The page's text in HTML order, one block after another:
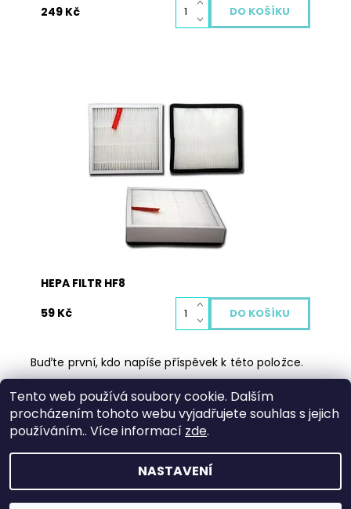
249 Kč
Hepa filtr je nedílnou součástí každého dobrého
vysavače. Zachycuje i ty nejjemnější prachové
částice a alergeny, které rozhodně do vašeho
domu nepatří. Hepa filtr je potřeba pravidelně
měnit, aby chránil vaše zdraví i životnost vašeho
vysavače. Vyměněný...
Skladem
2021
HEPA FILTR HF8
59 Kč
Buďte první, kdo napíše příspěvek k této položce.
Přidat komentář
Shoptet.cz | Můjprvníeshop.cz
2026 © Pracekteravoni.cz, všechna práva vyhrazena
Tento web používá soubory cookie. Dalším
procházením tohoto webu vyjadřujete souhlas s jejich
používáním.. Více informací zde.
NASTAVENÍ